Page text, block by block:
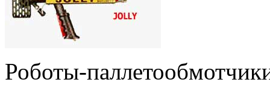
Роботы-